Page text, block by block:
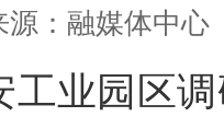
：融媒体中心
业园区